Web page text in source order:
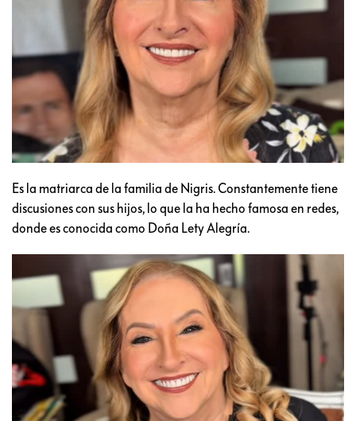
Es la matriarca de la familia de Nigris. Constantemente tiene
discusiones con sus hijos, lo que la ha hecho famosa en redes,
donde es conocida como Doña Lety Alegría.